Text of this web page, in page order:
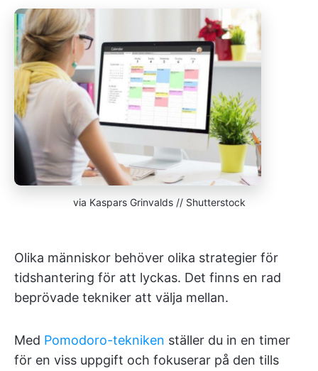
via Kaspars Grinvalds // Shutterstock
Olika människor behöver olika strategier för
tidshantering för att lyckas. Det finns en rad
beprövade tekniker att välja mellan.
Med Pomodoro-tekniken ställer du in en timer
för en viss uppgift och fokuserar på den tills